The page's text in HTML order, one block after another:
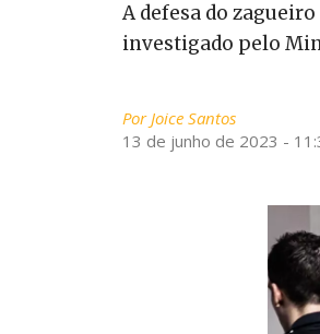
A defesa do
investigado pelo
PorJoice Santos
13 de junho de 2023 -